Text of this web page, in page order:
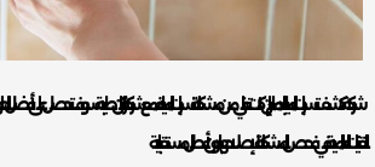
شركة كشف تسربات المياه بالدمام إن كنت تعاني من مشكلة تسربات المياه فمع شركة اركان طيبة سوف تحصل على أفضل الحلول
التقنيات العالمية في فحص المشكلة لإصلاحها بدون أعطال مستقبلية.